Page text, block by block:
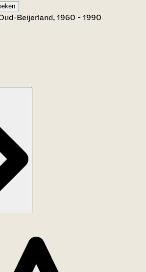
Beijerland, 1960 - 1990